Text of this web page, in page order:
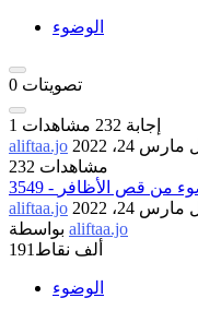
الوضوء
0 تصويتات
1 إجابة 232 مشاهدات
aliftaa.jo
مارس 24، 2022
232 مشاهدات
من قص الأظافر
aliftaa.jo
مارس 24، 2022
aliftaa.jo
191ألف نقاط
الوضوء